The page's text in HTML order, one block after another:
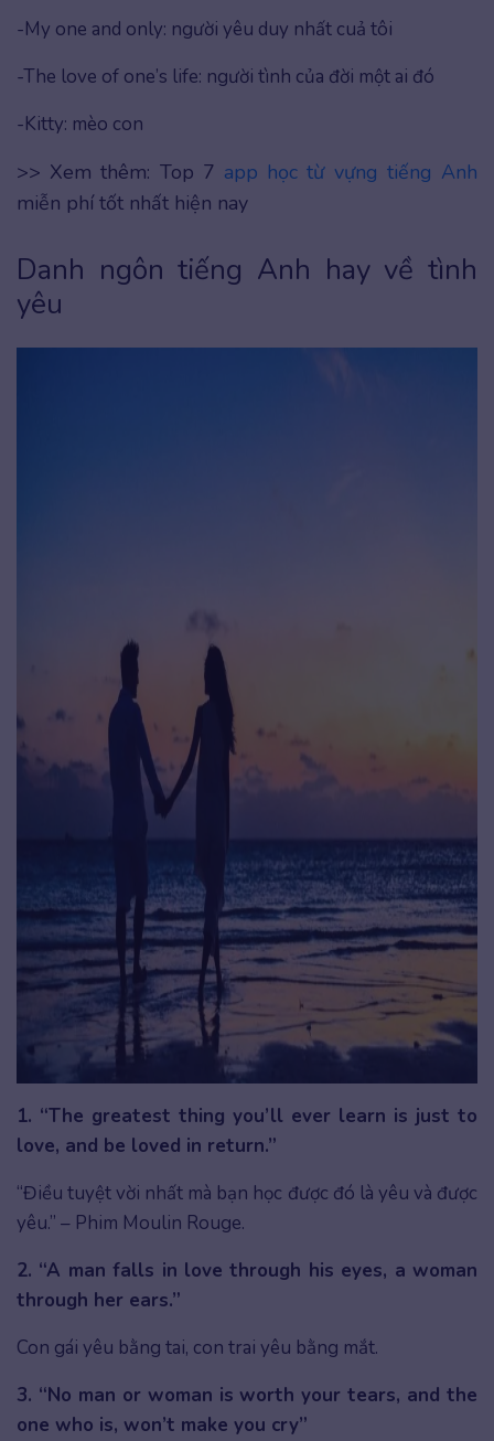
-My one and only: người yêu duy nhất cuả tôi
-The love of one’s life: người tình của đời một ai đó
-Kitty: mèo con
>> Xem thêm: Top 7 app học từ vựng tiếng Anh
miễn phí tốt nhất hiện nay
Danh ngôn tiếng Anh hay về tình
yêu
1. “The greatest thing you’ll ever learn is just to
love, and be loved in return.”
“Điều tuyệt vời nhất mà bạn học được đó là yêu và được
yêu.” – Phim Moulin Rouge.
2. “A man falls in love through his eyes, a woman
through her ears.”
Con gái yêu bằng tai, con trai yêu bằng mắt.
3. “No man or woman is worth your tears, and the
one who is, won’t make you cry”